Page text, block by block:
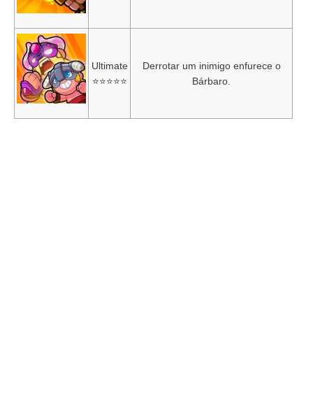
Ultimate
⭐⭐⭐⭐⭐
Derrotar um inimigo enfurece o
Bárbaro.